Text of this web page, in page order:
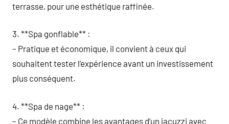
terrasse, pour une esthétique raffinée.
3. **Spa gonflable** :
– Pratique et économique, il convient à ceux qui
souhaitent tester l’expérience avant un investissement
plus conséquent.
4. **Spa de nage** :
– Ce modèle combine les avantages d’un jacuzzi avec